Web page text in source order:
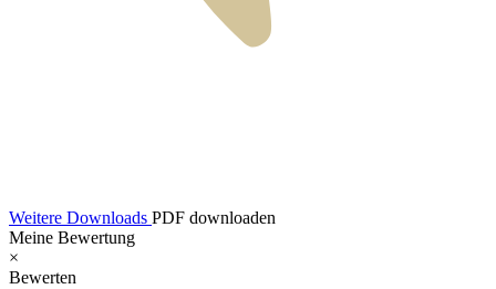
Weitere Downloads PDF downloaden
Meine Bewertung
×
Bewerten